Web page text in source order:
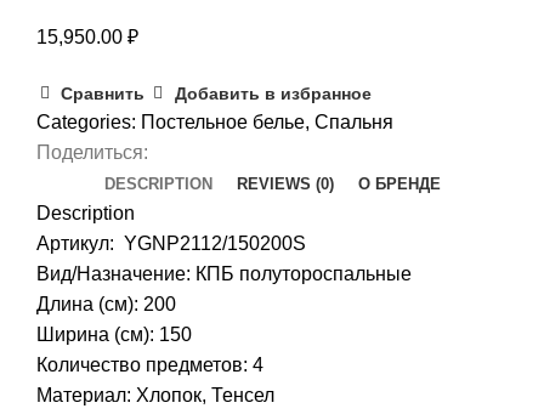
15,950.00 ₽
Сравнить Добавить в избранное
Categories: Постельное белье, Спальня
Поделиться:
DESCRIPTION REVIEWS (0) О БРЕНДЕ
Description
Артикул: YGNP2112/150200S
Вид/Назначение: КПБ полутороспальные
Длина (см): 200
Ширина (см): 150
Количество предметов: 4
Материал: Хлопок, Тенсел